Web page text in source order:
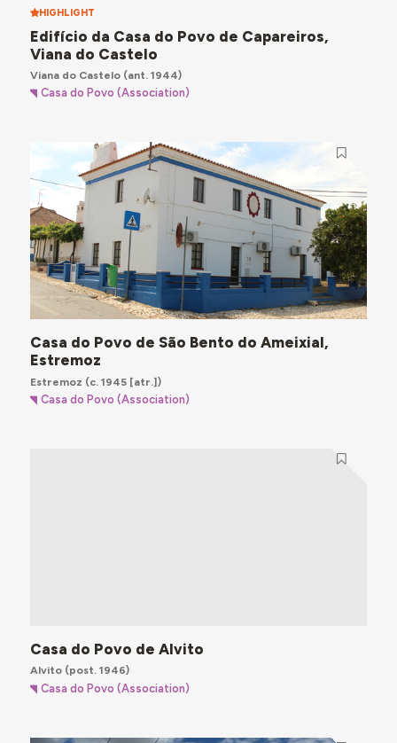
HIGHLIGHT
Edifício da Casa do Povo de Capareiros,
Viana do Castelo
Viana do Castelo(ant. 1944)
Casa do Povo (Association)
Casa do Povo de São Bento do Ameixial,
Estremoz
Estremoz (c. 1945 [atr.])
Casa do Povo (Association)
Casa do Povo de Alvito
Alvito(post. 1946)
Casa do Povo (Association)